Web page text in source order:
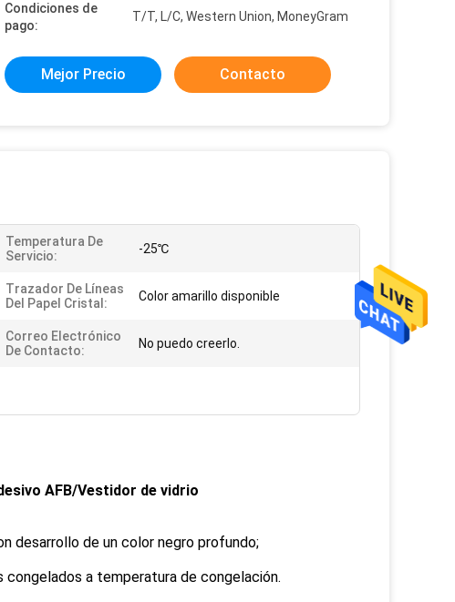
Condiciones de
pago:
T/T, L/C, Western Union, MoneyGram
Mejor Precio Contacto
Temperatura De
Servicio:
-25℃
Trazador De Líneas
Del Papel Cristal:
Color amarillo disponible
Correo Electrónico
De Contacto:
No puedo creerlo.
AFB/Vestidor de vidrio
desarrollo de un color negro profundo;
a temperatura de congelación.